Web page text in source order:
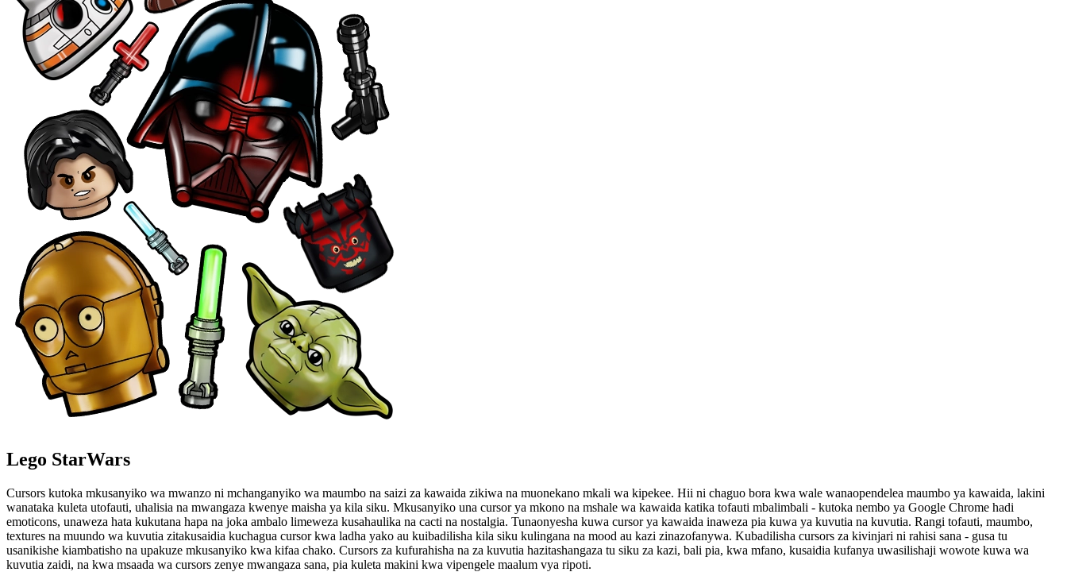
Lego StarWars
Cursors kutoka mkusanyiko wa mwanzo ni mchanganyiko wa maumbo na saizi za kawaida zikiwa na muonekano mkali wa kipekee. Hii ni chaguo bora kwa wale wanaopendelea maumbo ya kawaida, lakini
wanataka kuleta utofauti, uhalisia na mwangaza kwenye maisha ya kila siku. Mkusanyiko una cursor ya mkono na mshale wa kawaida katika tofauti mbalimbali - kutoka nembo ya Google Chrome hadi
emoticons, unaweza hata kukutana hapa na joka ambalo limeweza kusahaulika na cacti na nostalgia. Tunaonyesha kuwa cursor ya kawaida inaweza pia kuwa ya kuvutia na kuvutia. Rangi tofauti, maumbo,
textures na muundo wa kuvutia zitakusaidia kuchagua cursor kwa ladha yako au kuibadilisha kila siku kulingana na mood au kazi zinazofanywa. Kubadilisha cursors za kivinjari ni rahisi sana - gusa tu
usanikishe kiambatisho na upakuze mkusanyiko kwa kifaa chako. Cursors za kufurahisha na za kuvutia hazitashangaza tu siku za kazi, bali pia, kwa mfano, kusaidia kufanya uwasilishaji wowote kuwa wa
kuvutia zaidi, na kwa msaada wa cursors zenye mwangaza sana, pia kuleta makini kwa vipengele maalum vya ripoti.